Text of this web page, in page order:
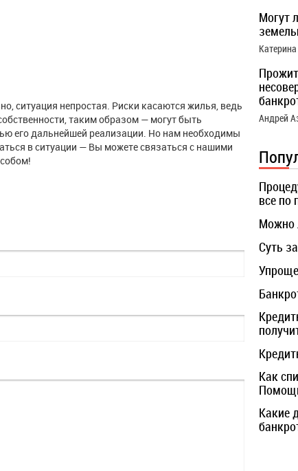
ситуация непростая. Риски касаются жилья, ведь
таким образом — могут быть
его дальнейшей реализации. Но нам необходимы
в ситуации — Вы можете связаться с нашими
Могут
Андрей
все по
Можно
Суть
Как
Какие